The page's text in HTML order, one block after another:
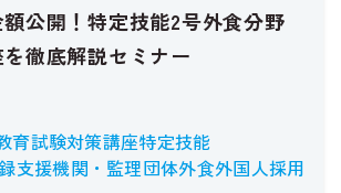
公開！特定技能2号外食分野
徹底解説セミナー
育試験対策講座特定技能
支援機関・監理団体外食外国人採用